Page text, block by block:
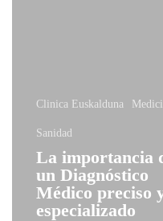
Clinica Euskalduna
Sanidad
La importancia
un Diagnóstico
Médico preciso
especializado